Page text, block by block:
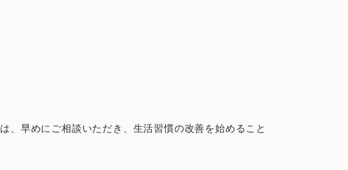
、早めにご相談いただき、生活習慣の改善を始めること